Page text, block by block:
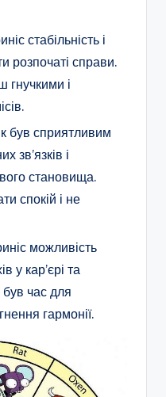
стабільність і
розпочаті справи.
гнучкими і
був сприятливим
зв’язків і
становища.
спокій і не
можливість
у кар’єрі та
час для
гармонії.